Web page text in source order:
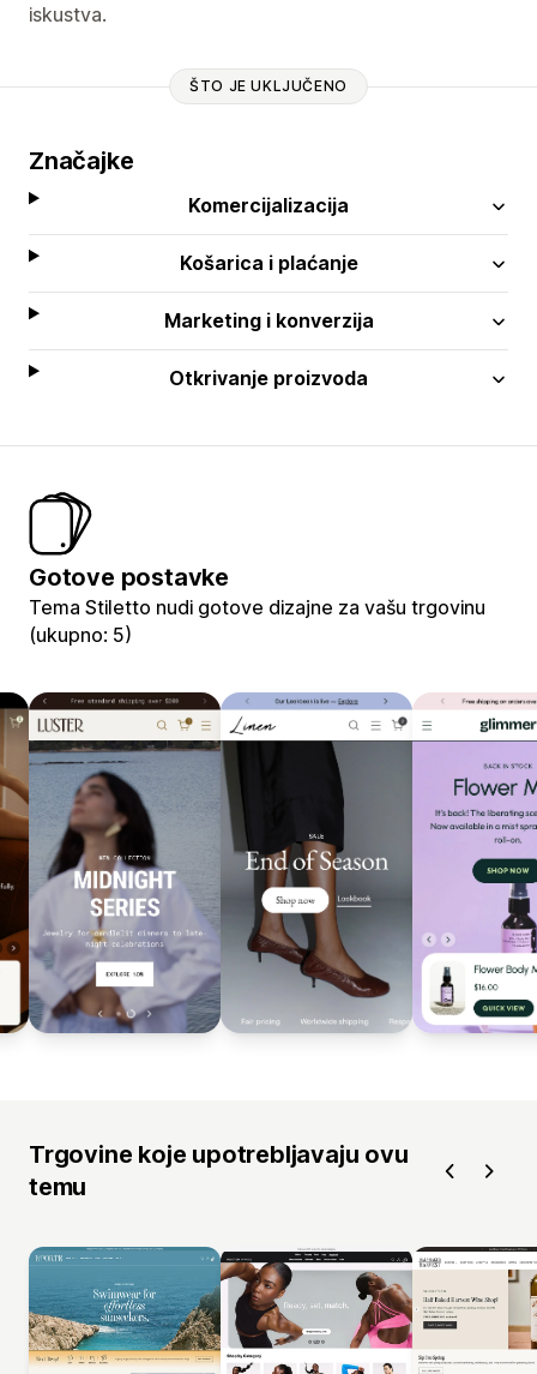
iskustva.
ŠTO JE UKLJUČENO
Značajke
Komercijalizacija
Košarica i plaćanje
Marketing i konverzija
Otkrivanje proizvoda
Gotove postavke
Tema Stiletto nudi gotove dizajne za vašu trgovinu
(ukupno: 5)
Trgovine koje upotrebljavaju ovu
temu